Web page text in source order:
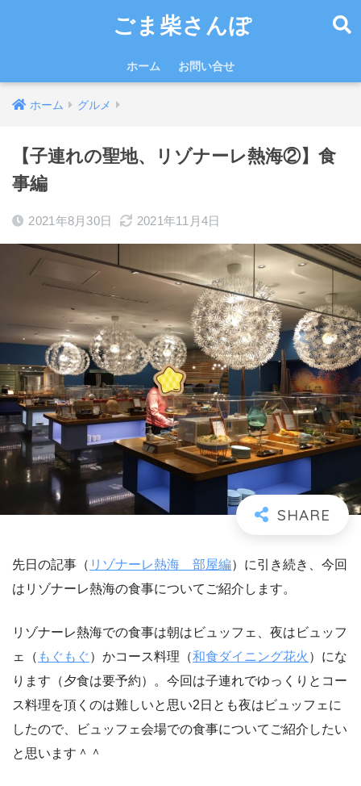
ごま柴さんぽ
ホーム お問い合せ
ホーム グルメ
【子連れの聖地、リゾナーレ熱海②】食
事編
2021年8月30日 2021年11月4日
先日の記事（ リゾナーレ熱海 部屋編）に引き続き、今回
はリゾナーレ熱海の食事についてご紹介します。
リゾナーレ熱海での食事は朝はビュッフェ、夜はビュッフ
ェ（ もぐもぐ）かコース料理（和食ダイニング花火 ）にな
ります（夕食は要予約）。今回は子連れでゆっくりとコー
ス料理を頂くのは難しいと思い2日とも夜はビュッフェに
したので、ビュッフェ会場での食事についてご紹介したい
と思います＾＾